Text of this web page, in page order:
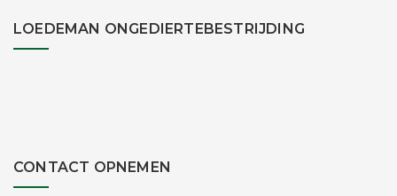
LOEDEMAN ONGEDIERTEBESTRIJDING
CONTACT OPNEMEN